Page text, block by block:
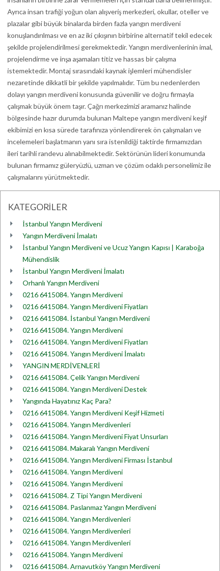
Ayrıca insan trafiği yoğun olan alışveriş merkezleri, okullar, oteller ve
plazalar gibi büyük binalarda birden fazla yangın merdiveni
konuşlandırılması ve en az iki çıkışının birbirine alternatif tekil edecek
şekilde projelendirilmesi gerekmektedir. Yangın merdivenlerinin imal,
projelendirme ve inşa aşamaları titiz ve hassas bir çalışma
istemektedir. Montaj sırasındaki kaynak işlemleri mühendisler
nezaretinde dikkatli bir şekilde yapılmalıdır. Tüm bu nedenlerden
dolayı yangın merdiveni konusunda güvenilir ve doğru firmayla
çalışmak büyük önem taşır. Çağrı merkezimizi aramanız halinde
bölgesinde hazır durumda bulunan Maltepe yangın merdiveni keşif
ekibimizi en kısa sürede tarafınıza yönlendirerek ön çalışmaları ve
incelemeleri başlatmanın yanı sıra istenildiği taktirde firmamızdan
ileri tarihli randevu alınabilmektedir. Sektörünün lideri konumunda
bulunan firmamız güleryüzlü, uzman ve çözüm odaklı personelimiz ile
çalışmalarını yürütmektedir.
KATEGORİLER
İstanbul Yangın Merdiveni
Yangın Merdiveni İmalatı
İstanbul Yangın Merdiveni ve Ucuz Yangın Kapısı | Karaboğa
Mühendislik
İstanbul Yangın Merdiveni İmalatı
Orhanlı Yangın Merdiveni
0216 6415084. Yangın Merdiveni
0216 6415084. Yangın Merdiveni Fiyatları
0216 6415084. İstanbul Yangın Merdiveni
0216 6415084. Yangın Merdiveni
0216 6415084. Yangın Merdiveni Fiyatları
0216 6415084. Yangın Merdiveni İmalatı
YANGIN MERDİVENLERİ
0216 6415084. Çelik Yangın Merdiveni
0216 6415084. Yangın Merdiveni Destek
Yangında Hayatınız Kaç Para?
0216 6415084. Yangın Merdiveni Keşif Hizmeti
0216 6415084. Yangın Merdivenleri
0216 6415084. Yangın Merdiveni Fiyat Unsurları
0216 6415084. Makaralı Yangın Merdiveni
0216 6415084. Yangın Merdiveni Firması İstanbul
0216 6415084. Yangın Merdiveni
0216 6415084. Yangın Merdiveni
0216 6415084. Z Tipi Yangın Merdiveni
0216 6415084. Paslanmaz Yangın Merdiveni
0216 6415084. Yangın Merdivenleri
0216 6415084. Yangın Merdivenleri
0216 6415084. Yangın Merdivenleri
0216 6415084. Yangın Merdiveni
0216 6415084. Arnavutköy Yangın Merdiveni